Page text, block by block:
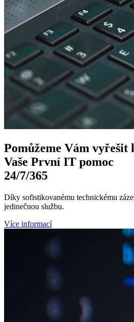
Pomůžeme Vám vyřešit
Vaše První IT pomoc
24/7/365
Díky sofistikovanému technickému
jedinečnou službu.
Více informací